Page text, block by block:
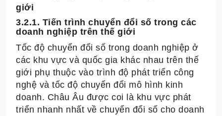
giới
3.2.1. Tiến trình chuyển đổi số trong các
doanh nghiệp trên thế giới
Tốc độ chuyển đổi số trong doanh nghiệp ở
các khu vực và quốc gia khác nhau trên thế
giới phụ thuộc vào trình độ phát triển công
nghệ và tốc độ chuyển đổi mô hình kinh
doanh. Châu Âu được coi là khu vực phát
triển nhanh nhất về chuyển đổi số cho doanh